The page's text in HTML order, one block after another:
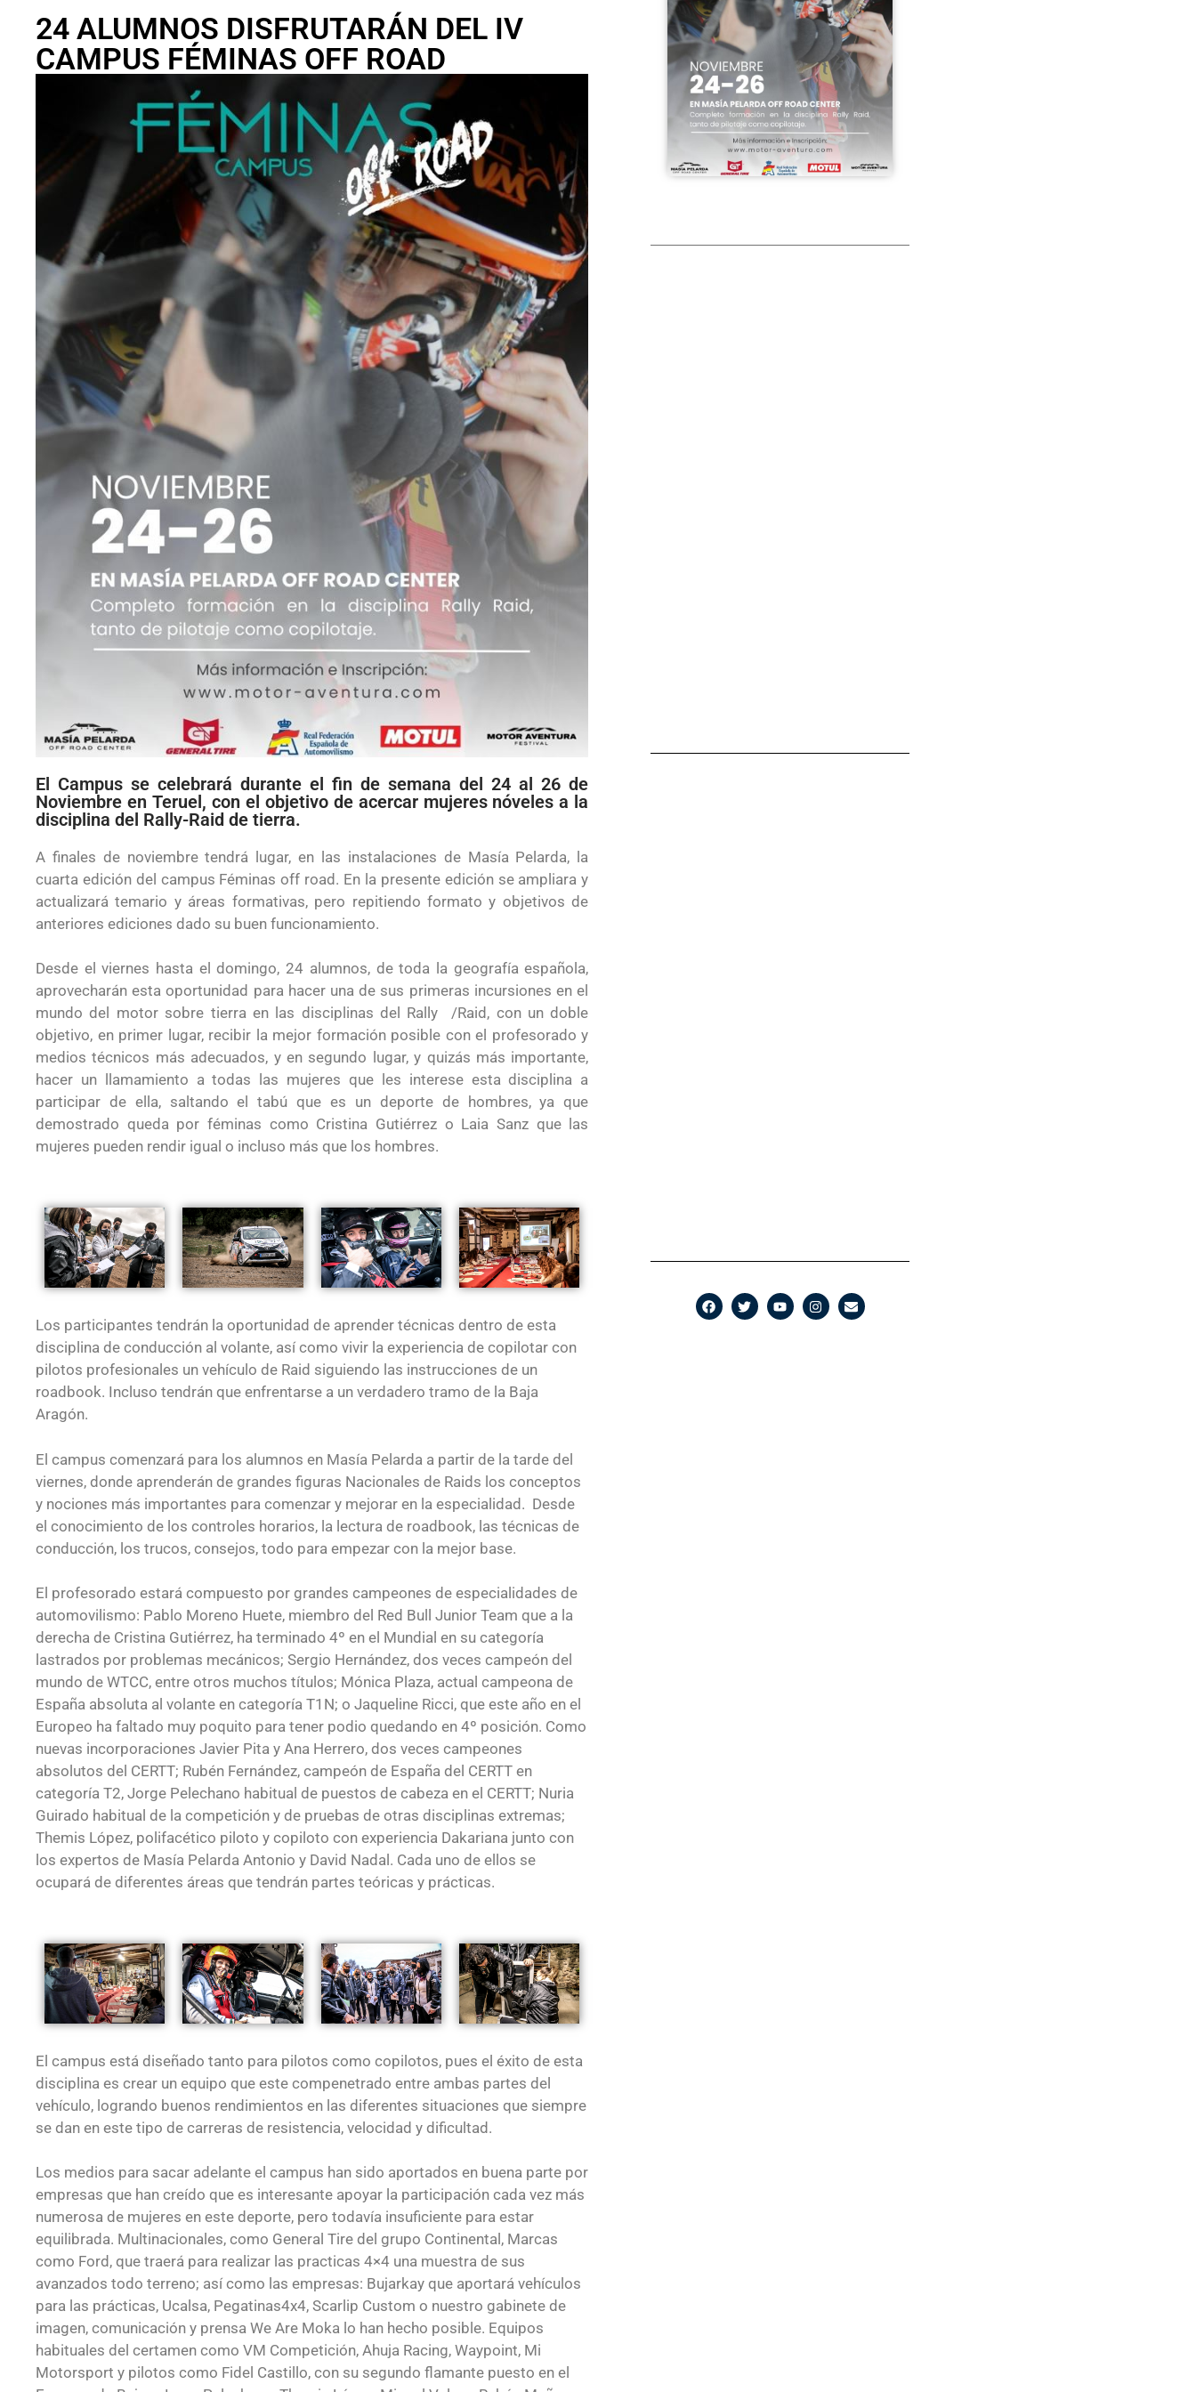
24 ALUMNOS DISFRUTARÁN DEL IV
CAMPUS FÉMINAS OFF ROAD
El Campus se celebrará durante el fin de semana del 24 al 26 de
Noviembre en Teruel, con el objetivo de acercar mujeres nóveles a la
disciplina del Rally-Raid de tierra.
A finales de noviembre tendrá lugar, en las instalaciones de Masía Pelarda, la
cuarta edición del campus Féminas off road. En la presente edición se ampliara y
actualizará temario y áreas formativas, pero repitiendo formato y objetivos de
anteriores ediciones dado su buen funcionamiento.
Desde el viernes hasta el domingo, 24 alumnos, de toda la geografía española,
aprovecharán esta oportunidad para hacer una de sus primeras incursiones en el
mundo del motor sobre tierra en las disciplinas del Rally /Raid, con un doble
objetivo, en primer lugar, recibir la mejor formación posible con el profesorado y
medios técnicos más adecuados, y en segundo lugar, y quizás más importante,
hacer un llamamiento a todas las mujeres que les interese esta disciplina a
participar de ella, saltando el tabú que es un deporte de hombres, ya que
demostrado queda por féminas como Cristina Gutiérrez o Laia Sanz que las
mujeres pueden rendir igual o incluso más que los hombres.
Los participantes tendrán la oportunidad de aprender técnicas dentro de esta
disciplina de conducción al volante, así como vivir la experiencia de copilotar con
pilotos profesionales un vehículo de Raid siguiendo las instrucciones de un
roadbook. Incluso tendrán que enfrentarse a un verdadero tramo de la Baja
Aragón.
El campus comenzará para los alumnos en Masía Pelarda a partir de la tarde del
viernes, donde aprenderán de grandes figuras Nacionales de Raids los conceptos
y nociones más importantes para comenzar y mejorar en la especialidad. Desde
el conocimiento de los controles horarios, la lectura de roadbook, las técnicas de
conducción, los trucos, consejos, todo para empezar con la mejor base.
El profesorado estará compuesto por grandes campeones de especialidades de
automovilismo: Pablo Moreno Huete, miembro del Red Bull Junior Team que a la
derecha de Cristina Gutiérrez, ha terminado 4º en el Mundial en su categoría
lastrados por problemas mecánicos; Sergio Hernández, dos veces campeón del
mundo de WTCC, entre otros muchos títulos; Mónica Plaza, actual campeona de
España absoluta al volante en categoría T1N; o Jaqueline Ricci, que este año en el
Europeo ha faltado muy poquito para tener podio quedando en 4º posición. Como
nuevas incorporaciones Javier Pita y Ana Herrero, dos veces campeones
absolutos del CERTT; Rubén Fernández, campeón de España del CERTT en
categoría T2, Jorge Pelechano habitual de puestos de cabeza en el CERTT; Nuria
Guirado habitual de la competición y de pruebas de otras disciplinas extremas;
Themis López, polifacético piloto y copiloto con experiencia Dakariana junto con
los expertos de Masía Pelarda Antonio y David Nadal. Cada uno de ellos se
ocupará de diferentes áreas que tendrán partes teóricas y prácticas.
El campus está diseñado tanto para pilotos como copilotos, pues el éxito de esta
disciplina es crear un equipo que este compenetrado entre ambas partes del
vehículo, logrando buenos rendimientos en las diferentes situaciones que siempre
se dan en este tipo de carreras de resistencia, velocidad y dificultad.
Los medios para sacar adelante el campus han sido aportados en buena parte por
empresas que han creído que es interesante apoyar la participación cada vez más
numerosa de mujeres en este deporte, pero todavía insuficiente para estar
equilibrada. Multinacionales, como General Tire del grupo Continental, Marcas
como Ford, que traerá para realizar las practicas 4×4 una muestra de sus
avanzados todo terreno; así como las empresas: Bujarkay que aportará vehículos
para las prácticas, Ucalsa, Pegatinas4x4, Scarlip Custom o nuestro gabinete de
imagen, comunicación y prensa We Are Moka lo han hecho posible. Equipos
habituales del certamen como VM Competición, Ahuja Racing, Waypoint, Mi
Motorsport y pilotos como Fidel Castillo, con su segundo flamante puesto en el